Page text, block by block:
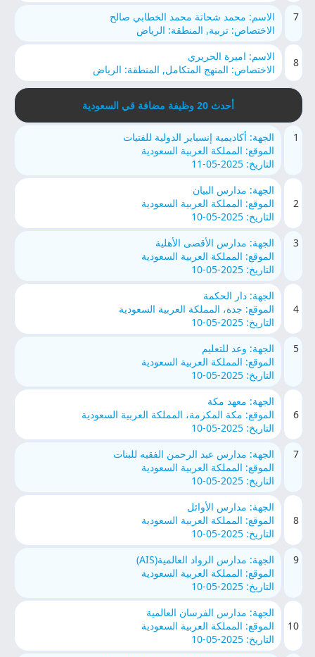
7
الاسم: محمد شحاتة محمد الخطابي صالح
الاختصاص: تربية, المنطقة: الرياض
8
الاسم: اميرة الحريري
الاختصاص: المنهج المتكامل, المنطقة: الرياض
أحدث 20 وظيفة مضافة قي السعودية
1
الجهة: أكاديمية إنسباير الدولية للفتيات
الموقع: المملكة العربية السعودية
التاريخ: 2025-05-11
2
الجهة: مدارس البیان
الموقع: المملكة العربية السعودية
التاريخ: 2025-05-10
3
الجهة: مدارس الأقصى الأهلية
الموقع: المملكة العربية السعودية
التاريخ: 2025-05-10
4
الجهة: دار الحكمة
الموقع: جدة، المملكة العربية السعودية
التاريخ: 2025-05-10
5
الجهة: وعد للتعليم
الموقع: المملكة العربية السعودية
التاريخ: 2025-05-10
6
الجهة: معهد مكة
الموقع: مكة المكرمة، المملكة العربية السعودية
التاريخ: 2025-05-10
7
الجهة: مدارس عبد الرحمن الفقيه للبنات
الموقع: المملكة العربية السعودية
التاريخ: 2025-05-10
8
الجهة: مدارس الأوائل
الموقع: المملكة العربية السعودية
التاريخ: 2025-05-10
9
الجهة: مدارس الرواد العالمية(AIS)
الموقع: المملكة العربية السعودية
التاريخ: 2025-05-10
10
الجهة: مدارس الفرسان العالمية
الموقع: المملكة العربية السعودية
التاريخ: 2025-05-10